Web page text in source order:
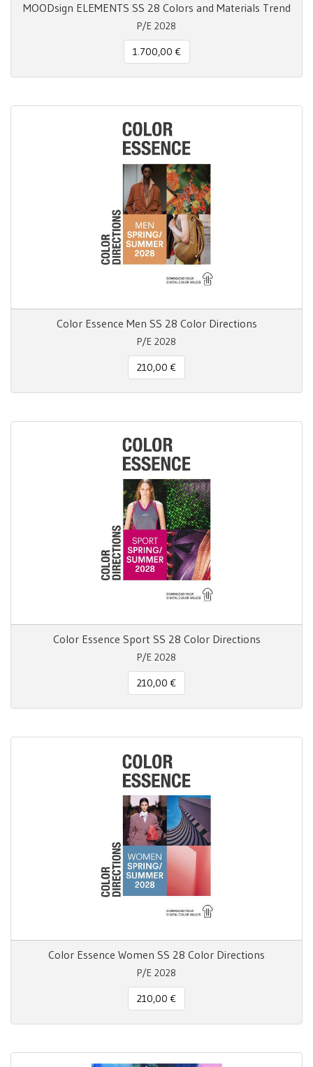
MOODsign ELEMENTS SS 28 Colors and Materials Trend
P/E 2028
1.700,00 €
Color Essence Men SS 28 Color Directions
P/E 2028
210,00 €
Color Essence Sport SS 28 Color Directions
P/E 2028
210,00 €
Color Essence Women SS 28 Color Directions
P/E 2028
210,00 €